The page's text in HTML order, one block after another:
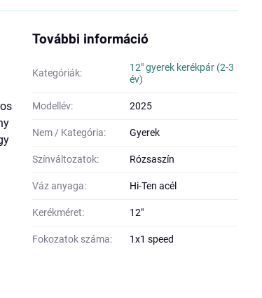
További információ
Kategóriák:
12" gyerek kerékpár (2-3
év)
Modellév: 2025
Nem / Kategória: Gyerek
Színváltozatok: Rózsaszín
Váz anyaga: Hi-Ten acél
Kerékméret: 12"
Fokozatok száma: 1x1 speed